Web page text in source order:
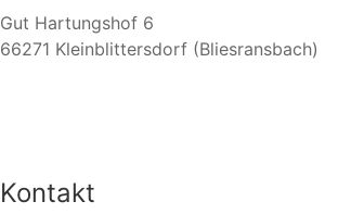
Gut Hartungshof 6
66271 Kleinblittersdorf (Bliesransbach)
Kontakt